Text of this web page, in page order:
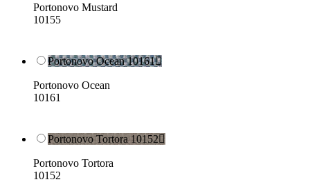
Portonovo Mustard
10155
Portonovo Ocean 10161
Portonovo Ocean
10161
Portonovo Tortora 10152
Portonovo Tortora
10152